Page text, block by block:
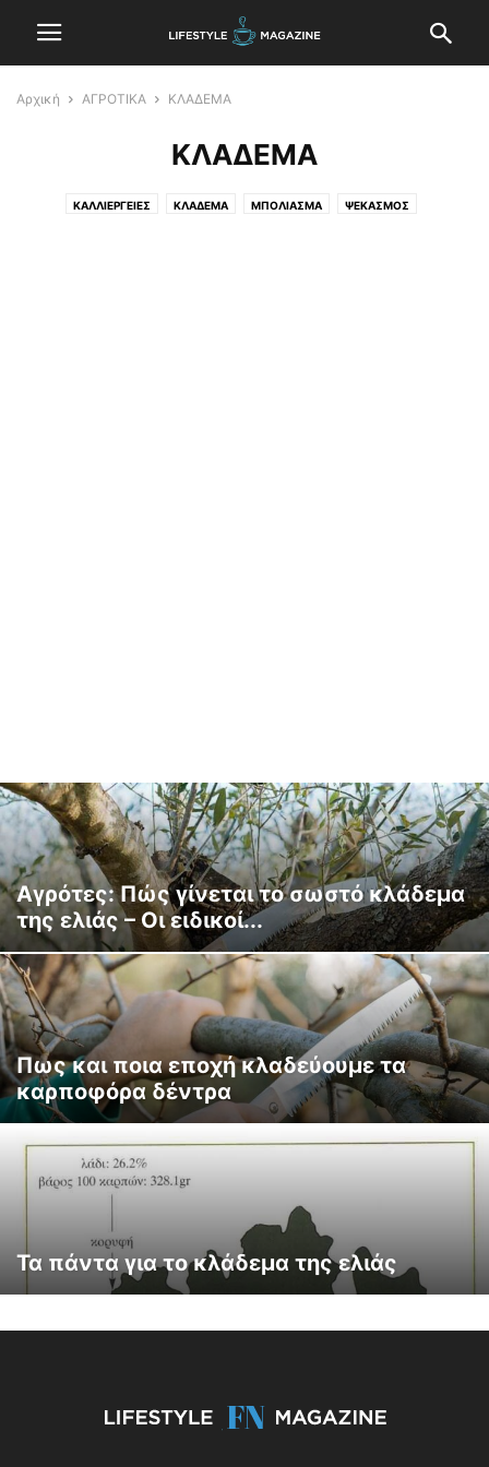
Αρχική ΑΓΡΟΤΙΚΑ ΚΛΑΔΕΜΑ
ΚΛΑΔΕΜΑ
ΚΑΛΛΙΕΡΓΕΙΕΣ ΚΛΑΔΕΜΑ ΜΠΟΛΙΑΣΜΑ ΨΕΚΑΣΜΟΣ
Αγρότες: Πώς γίνεται το σωστό κλάδεμα
της ελιάς – Οι ειδικοί...
Πως και ποια εποχή κλαδεύουμε τα
καρποφόρα δέντρα
Τα πάντα για το κλάδεμα της ελιάς